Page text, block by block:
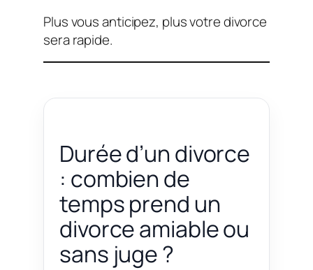
Plus vous anticipez, plus votre divorce
sera rapide.
Durée d’un divorce
: combien de
temps prend un
divorce amiable ou
sans juge ?